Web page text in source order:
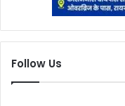
Follow Us